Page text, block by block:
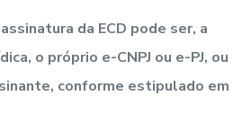
da ECD pode ser, a
o próprio e-CNPJ ou e-PJ, ou
conforme estipulado em